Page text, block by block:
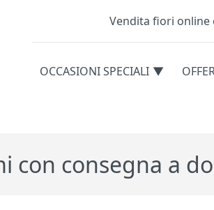
Vendita fiori online
Categorie
OCCASIONI SPECIALI
con consegna a